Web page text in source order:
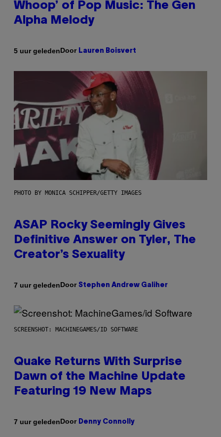
Whoop’ of Pop Music: The Gen
Alpha Melody
5 uur geledenDoor Lauren Boisvert
PHOTO BY MONICA SCHIPPER/GETTY IMAGES
ASAP Rocky Seemingly Gives
Definitive Answer on Tyler, The
Creator’s Sexuality
7 uur geledenDoor Stephen Andrew Galiher
SCREENSHOT: MACHINEGAMES/ID SOFTWARE
Quake Returns With Surprise
Dawn of the Machine Update
Featuring 19 New Maps
7 uur geledenDoor Denny Connolly